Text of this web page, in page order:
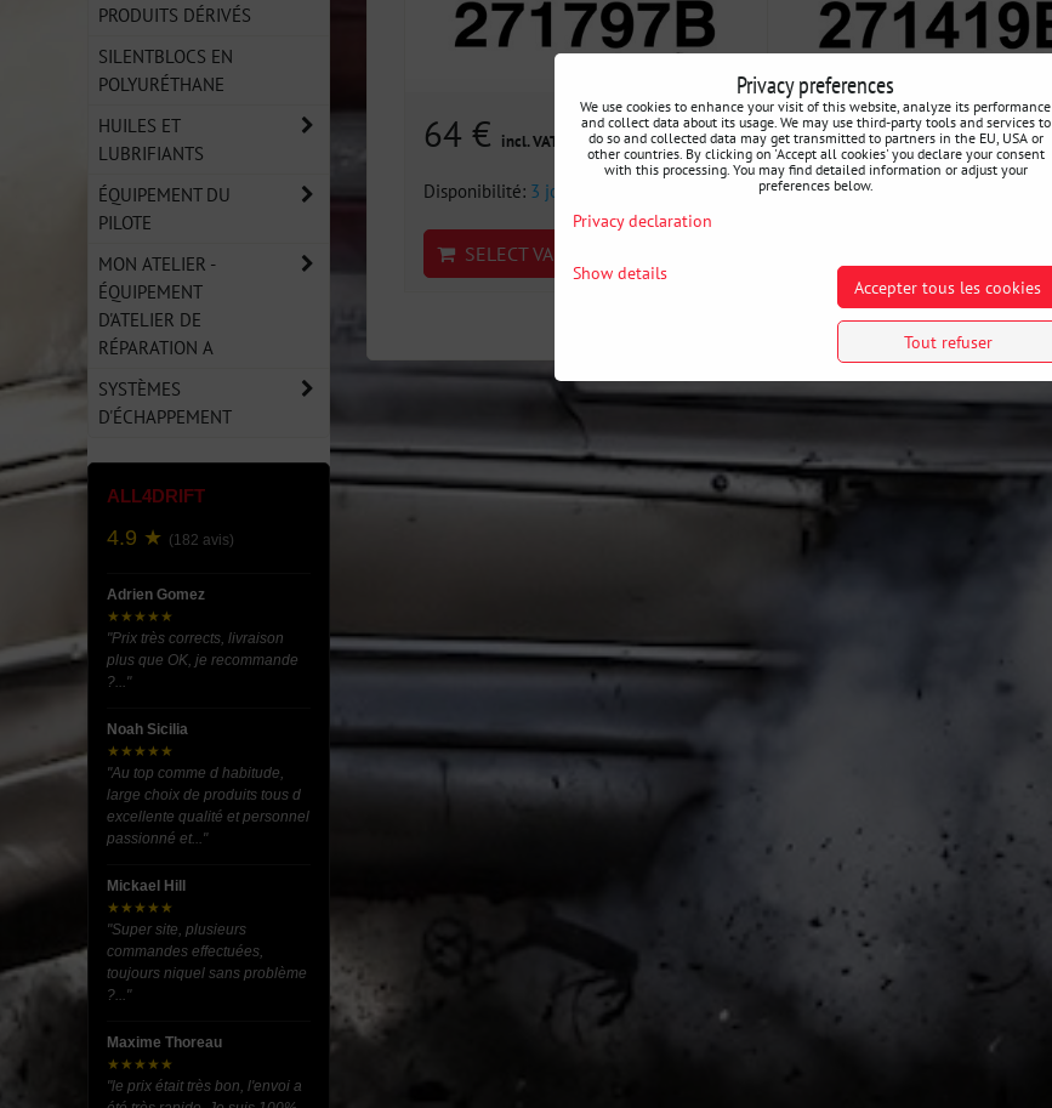
64 € incl. VAT
Disponibilité: 3 jours
SELECT VARIANT
42 €incl. VAT
Disponibilité:
PRODUITS DÉRIVÉS
SILENTBLOCS EN
POLYURÉTHANE
HUILES ET
LUBRIFIANTS
ÉQUIPEMENT DU
PILOTE
MON ATELIER -
ÉQUIPEMENT
D'ATELIER DE
RÉPARATION A
SYSTÈMES
D'ÉCHAPPEMENT
ALL4DRIFT
4.9 ★ (182 avis)
Adrien Gomez
★★★★★
"Prix très corrects, livraison
plus que OK, je recommande
?..."
Noah Sicilia
★★★★★
"Au top comme d habitude,
large choix de produits tous d
excellente qualité et personnel
passionné et..."
Mickael Hill
★★★★★
"Super site, plusieurs
commandes effectuées,
toujours niquel sans problème
?..."
Maxime Thoreau
★★★★★
"le prix était très bon, l'envoi a
Privacy preferences
We use cookies to enhance your visit of this website, analyze its performance
and collect data about its usage. We may use third-party tools and services to
do so and collected data may get transmitted to partners in the EU, USA or
other countries. By clicking on 'Accept all cookies' you declare your consent
with this processing. You may find detailed information or adjust your
preferences below.
Privacy declaration
Show details
Accepter tous les cookies
Tout refuser